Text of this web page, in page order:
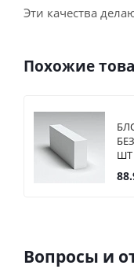
Эти качества
Похожие
ШТ
Вопросы и